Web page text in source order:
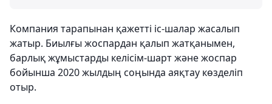
Компания тарапынан қажетті іс-шалар жасалып
жатыр. Биылғы жоспардан қалып жатқанымен,
барлық жұмыстарды келісім-шарт және жоспар
бойынша 2020 жылдың соңында аяқтау көзделіп
отыр.